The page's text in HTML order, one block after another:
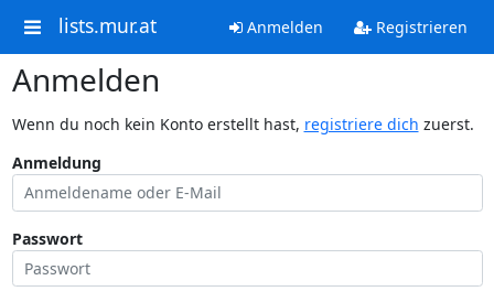
lists.mur.at Anmelden Registrieren
Anmelden
Wenn du noch kein Konto erstellt hast, registriere dich zuerst.
Anmeldung
Passwort